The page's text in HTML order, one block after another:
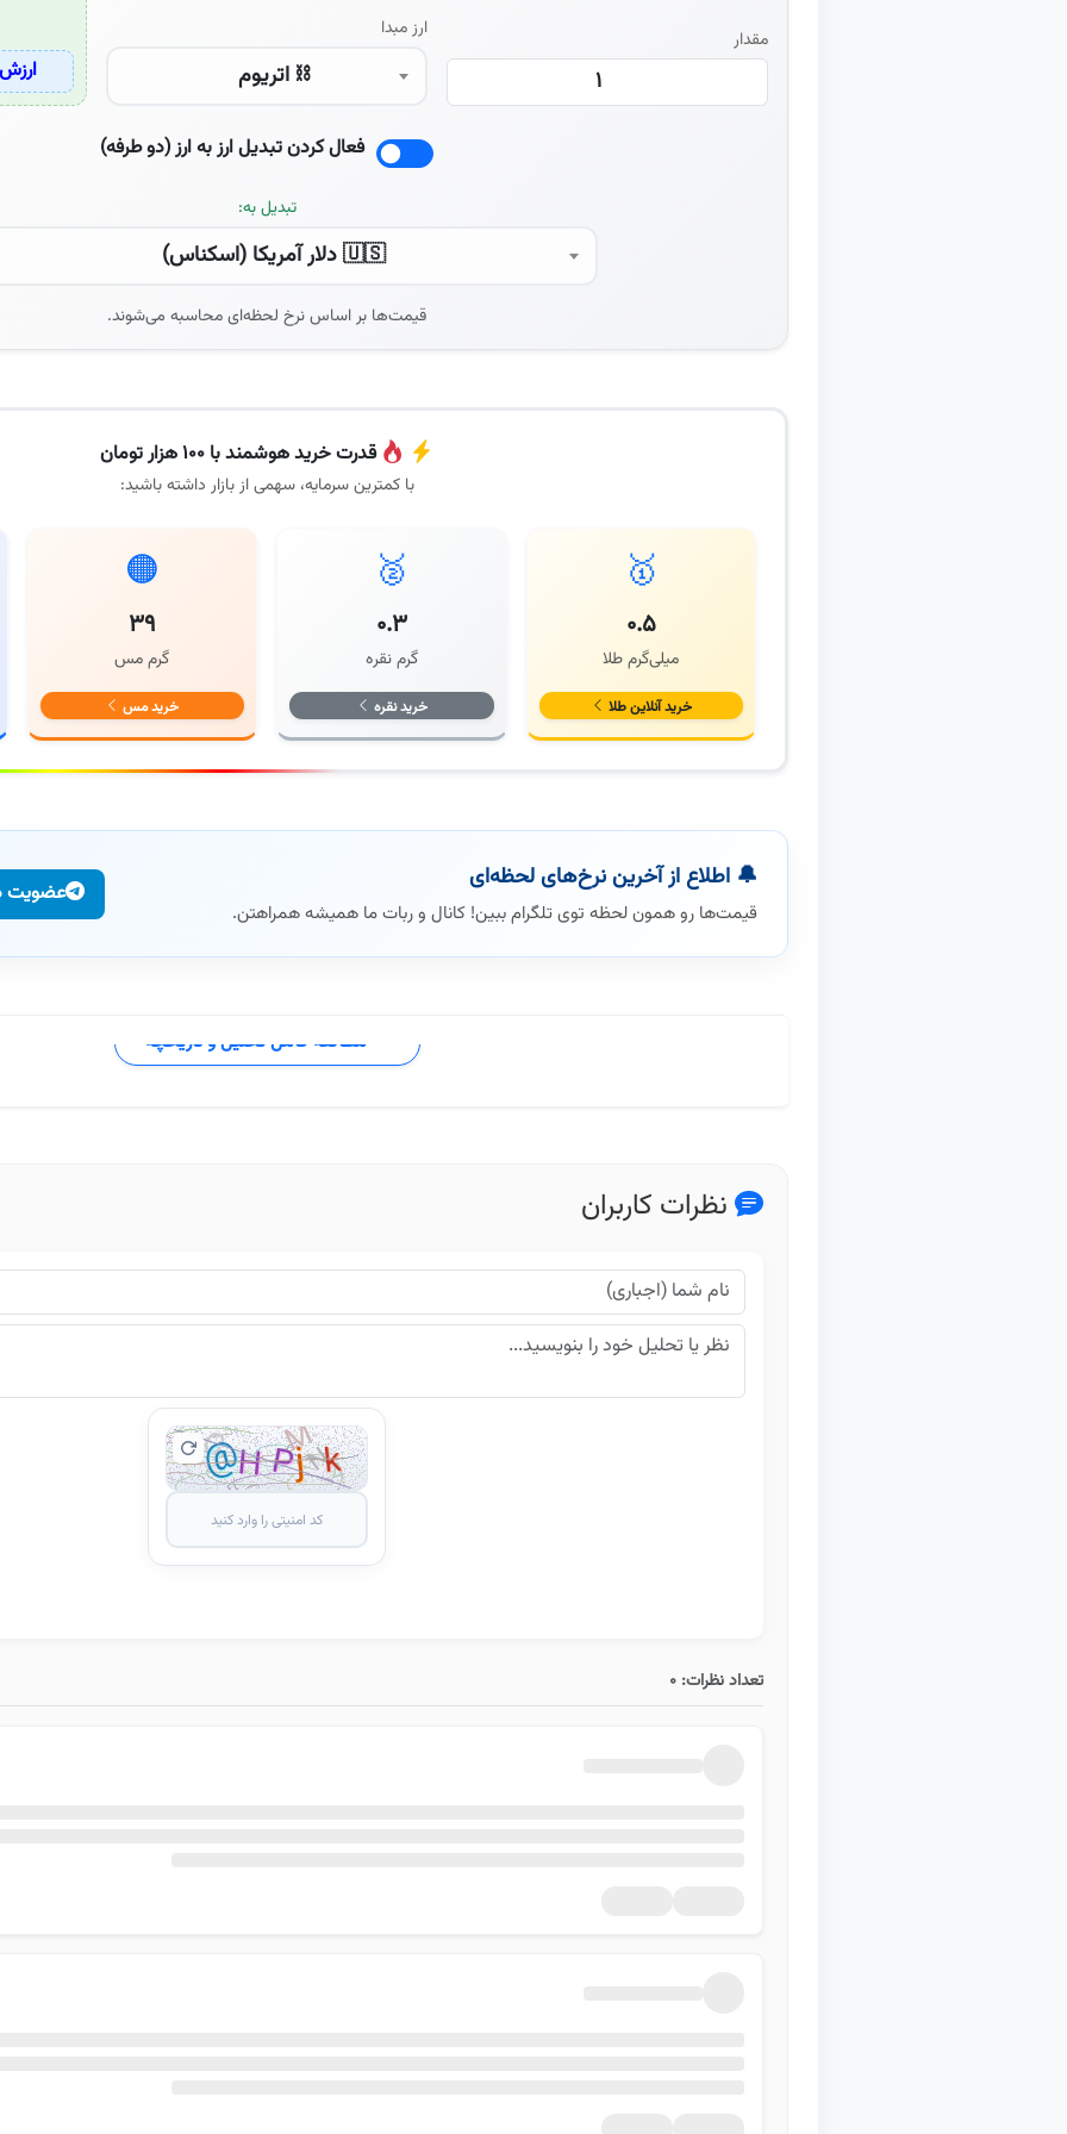
مقدار ارز مبدا
⛓️ اتریوم
فعال کردن تبدیل ارز به ارز (دو طرفه)
تبدیل به:
🇺🇸 دلار آمریکا (اسکناس)
قیمت‌ها بر اساس نرخ لحظه‌ای محاسبه می‌شوند.
قدرت خرید هوشمند با ۱۰۰ هزار تومان
با کمترین سرمایه، سهمی از بازار داشته باشید:
🥇
۰.۵
میلی‌گرم طلا
خرید آنلاین طلا
🥈
۰.۳
گرم نقره
خرید نقره
🟠
۳۹
گرم مس
خرید مس
🔔 اطلاع از آخرین نرخ‌های لحظه‌ای
قیمت‌ها رو همون لحظه توی تلگرام ببین! کانال و ربات ما همیشه همراهتن.
عضویت
مطالعه کامل تحلیل و تاریخچه
نظرات کاربران
تعداد نظرات: 0